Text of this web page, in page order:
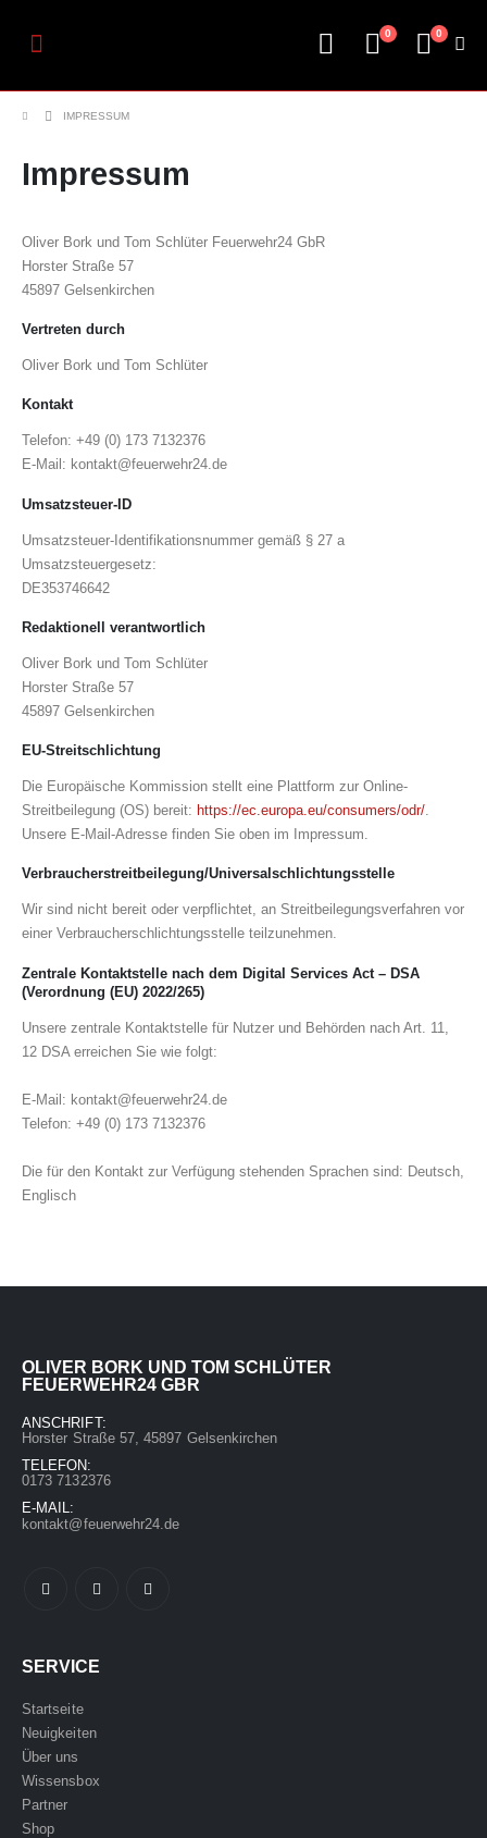
0 0
IMPRESSUM
Impressum
Oliver Bork und Tom Schlüter Feuerwehr24 GbR
Horster Straße 57
45897 Gelsenkirchen
Vertreten durch
Oliver Bork und Tom Schlüter
Kontakt
Telefon: +49 (0) 173 7132376
E-Mail: kontakt@feuerwehr24.de
Umsatzsteuer-ID
Umsatzsteuer-Identifikationsnummer gemäß § 27 a
Umsatzsteuergesetz:
DE353746642
Redaktionell verantwortlich
Oliver Bork und Tom Schlüter
Horster Straße 57
45897 Gelsenkirchen
EU-Streitschlichtung
Die Europäische Kommission stellt eine Plattform zur Online-
Streitbeilegung (OS) bereit: https://ec.europa.eu/consumers/odr/.
Unsere E-Mail-Adresse finden Sie oben im Impressum.
Verbraucher­streit­beilegung/Universal­schlichtungs­stelle
Wir sind nicht bereit oder verpflichtet, an Streitbeilegungsverfahren vor
einer Verbraucherschlichtungsstelle teilzunehmen.
Zentrale Kontaktstelle nach dem Digital Services Act – DSA
(Verordnung (EU) 2022/265)
Unsere zentrale Kontaktstelle für Nutzer und Behörden nach Art. 11,
12 DSA erreichen Sie wie folgt:
E-Mail: kontakt@feuerwehr24.de
Telefon: +49 (0) 173 7132376
Die für den Kontakt zur Verfügung stehenden Sprachen sind: Deutsch,
Englisch
OLIVER BORK UND TOM SCHLÜTER
FEUERWEHR24 GBR
ANSCHRIFT:
Horster Straße 57, 45897 Gelsenkirchen
TELEFON:
0173 7132376
E-MAIL:
kontakt@feuerwehr24.de
SERVICE
Startseite
Neuigkeiten
Über uns
Wissensbox
Partner
Shop